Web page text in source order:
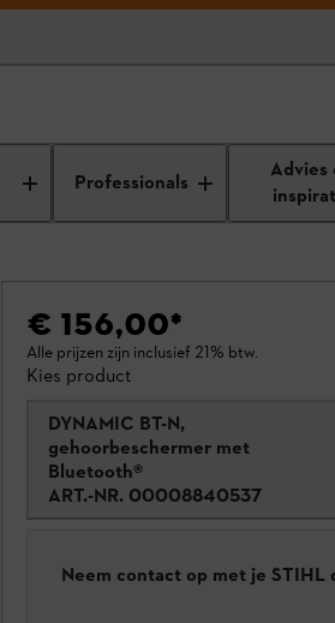
Professionals
Advies
€ 156,00*
Alle prijzen zijn inclusief 21% btw.
Kies product
DYNAMIC BT-N,
gehoorbeschermer met
Bluetooth®
ART.-NR. 00008840537
Neem contact op met je STIHL